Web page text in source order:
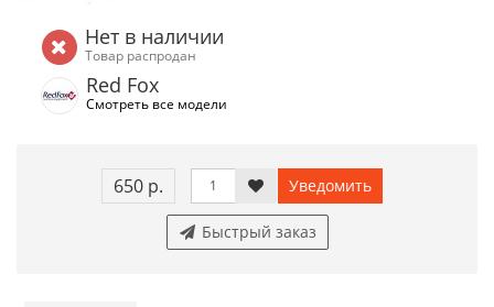
Нет в наличии
Товар распродан
Red Fox
Смотреть все модели
650 р. Уведомить
Быстрый заказ